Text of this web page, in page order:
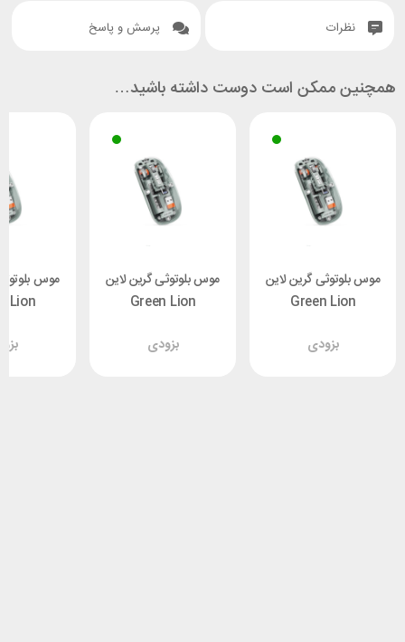
نظرات پرسش و پاسخ
همچنین ممکن است دوست داشته باشید…
موس بلوتوثی گرین لاین
Green Lion
Mouse 2
بزودی
موس بلوتوثی گرین لاین
Green Lion
Mouse 2
بزودی
موس
Lion
2